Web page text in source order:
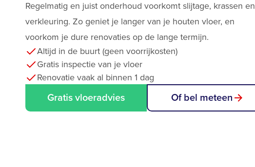
Regelmatig en juist onderhoud voorkomt slijtage, krassen en
verkleuring. Zo geniet je langer van je houten vloer, en
voorkom je dure renovaties op de lange termijn.
Altijd in de buurt (geen voorrijkosten)
Gratis inspectie van je vloer
Renovatie vaak al binnen 1 dag
Gratis vloeradvies Of bel meteen